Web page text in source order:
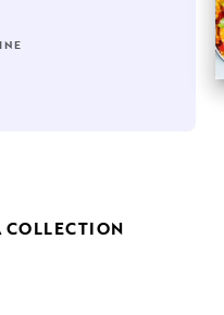
COLLECTION